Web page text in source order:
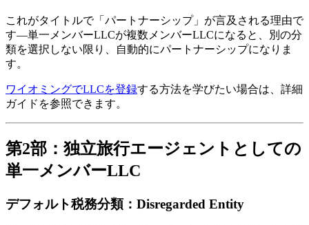
これがタイトルで「パートナーシップ」が言及される理由で
す—単一メンバーLLCが複数メンバーLLCになると、別の分
類を選択しない限り、自動的にパートナーシップになりま
す。
ワイオミングでLLCを登録する方法を学びたい場合は、詳細
ガイドを参照できます。
第2部：独立旅行エージェントとしての
単一メンバーLLC
デフォルト税務分類：Disregarded Entity